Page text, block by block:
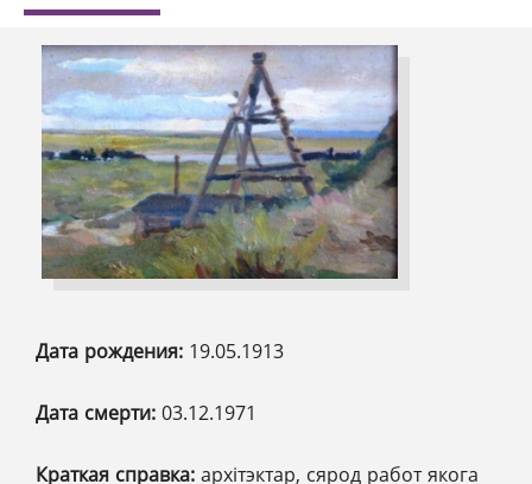
Дата рождения: 19.05.1913
Дата смерти: 03.12.1971
Краткая справка: архітэктар, сярод работ якога